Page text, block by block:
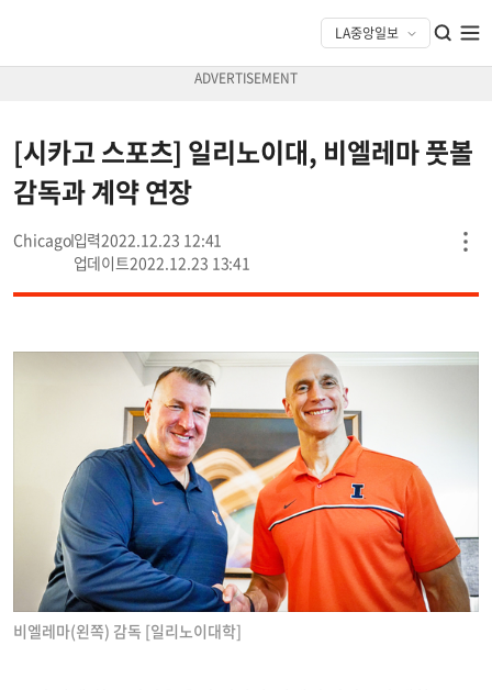
[시카고 스포츠] 일리노이대, 비엘레마 풋볼
감독과 계약 연장
Chicago
2022.12.23 12:41
2022.12.23 13:41
비엘레마(왼쪽) 감독 [일리노이대학]